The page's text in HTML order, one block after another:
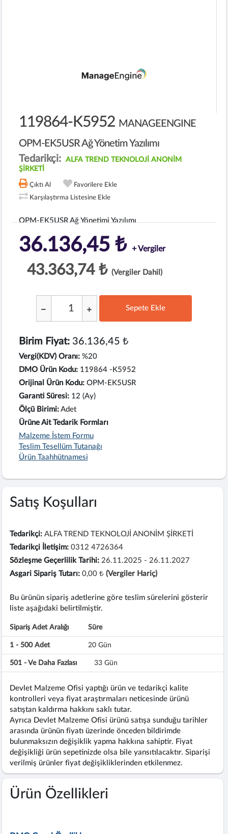
119864-K5952 MANAGEENGINE
OPM-EK5USR Ağ Yönetim Yazılımı
Tedarikçi:
ALFA TREND TEKNOLOJİ ANONİM
ŞİRKETİ
Çıktı Al
Favorilere Ekle
Karşılaştırma Listesine Ekle
OPM-EK5USR Ağ Yönetimi Yazılımı
36.136,45 ₺ + Vergiler
43.363,74 ₺ (Vergiler Dahil)
Sepete Ekle
Birim Fiyat:36.136,45 ₺
Vergi(KDV) Oranı: %20
DMO Ürün Kodu: 119864 -K5952
Orijinal Ürün Kodu: OPM-EK5USR
Garanti Süresi: 12 (Ay)
Ölçü Birimi: Adet
Ürüne Ait Tedarik Formları
Malzeme İstem Formu
Teslim Tesellüm Tutanağı
Ürün Taahhütnamesi
Satış Koşulları
Tedarikçi: ALFA TREND TEKNOLOJİ ANONİM ŞİRKETİ
Tedarikçi İletişim: 0312 4726364
Sözleşme Geçerlilik Tarihi: 26.11.2025 - 26.11.2027
Asgari Sipariş Tutarı: 0,00 ₺(Vergiler Hariç)
Bu ürünün sipariş adetlerine göre teslim sürelerini gösterir
liste aşağıdaki belirtilmiştir.
Sipariş Adet Aralığı Süre
1 - 500 Adet 20 Gün
501 - Ve Daha Fazlası 33 Gün
Devlet Malzeme Ofisi yaptığı ürün ve tedarikçi kalite
kontrolleri veya fiyat araştırmaları neticesinde ürünü
satıştan kaldırma hakkını saklı tutar.
Ayrıca Devlet Malzeme Ofisi ürünü satışa sunduğu tarihler
arasında ürünün fiyatı üzerinde önceden bildirimde
bulunmaksızın değişiklik yapma hakkına sahiptir. Fiyat
değişikliği ürün sepetinizde olsa bile yansıtılacaktır. Siparişi
verilmiş ürünler fiyat değişikliklerinden etkilenmez.
Ürün Özellikleri